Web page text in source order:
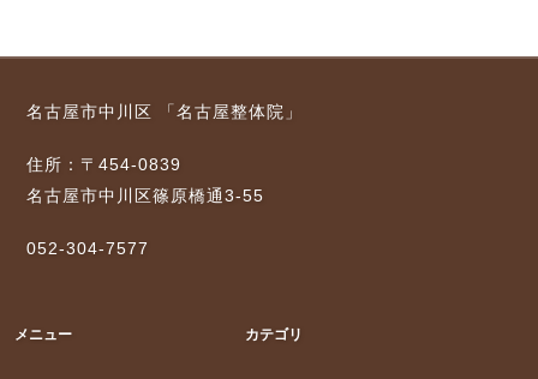
名古屋市中川区 「名古屋整体院」
住所：〒454-0839
名古屋市中川区篠原橋通3-55
052-304-7577
メニュー カテゴリ